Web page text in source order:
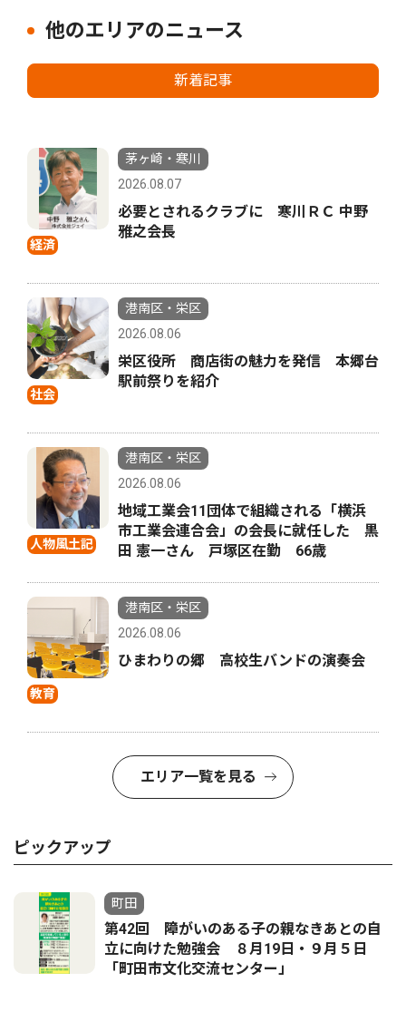
他のエリアのニュース
新着記事
経済
茅ヶ崎・寒川
2026.08.07
必要とされるクラブに 寒川ＲＣ 中野
雅之会長
社会
港南区・栄区
2026.08.06
栄区役所 商店街の魅力を発信 本郷台
駅前祭りを紹介
人物風土記
港南区・栄区
2026.08.06
地域工業会11団体で組織される「横浜
市工業会連合会」の会長に就任した 黒
田 憲一さん 戸塚区在勤 66歳
教育
港南区・栄区
2026.08.06
ひまわりの郷 高校生バンドの演奏会
エリア一覧を見る
ピックアップ
町田
第42回 障がいのある子の親なきあとの自
立に向けた勉強会 ８月19日・９月５日
「町田市文化交流センター」